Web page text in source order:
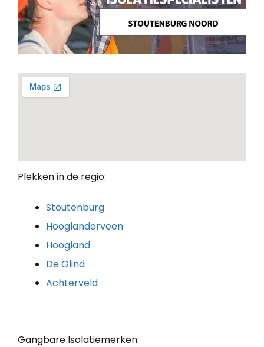
Plekken in de regio:
Stoutenburg
Hooglanderveen
Hoogland
De Glind
Achterveld
Gangbare Isolatiemerken: